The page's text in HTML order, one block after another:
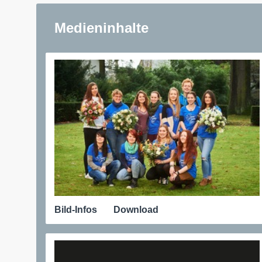
Medieninhalte
Bild-Infos Download